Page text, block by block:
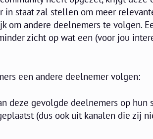
in staat zal stellen om meer
om andere deelnemers te volgen.
zicht op wat een (voor jou
een andere deelnemer volgen:
deze gevolgde deelnemers op hun
(dus ook uit kanalen die zij